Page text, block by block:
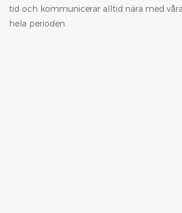
tid och kommunicerar alltid nära med
hela perioden.